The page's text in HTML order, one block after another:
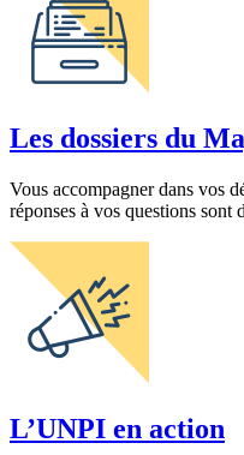
Les dossiers du
Vous accompagner dans vos
réponses à vos questions sont
L’UNPI en action